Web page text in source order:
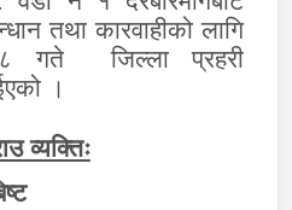
तथा कारवाहीको लागि
गते जिल्लाप्रहरी
।
व्यक्तिः